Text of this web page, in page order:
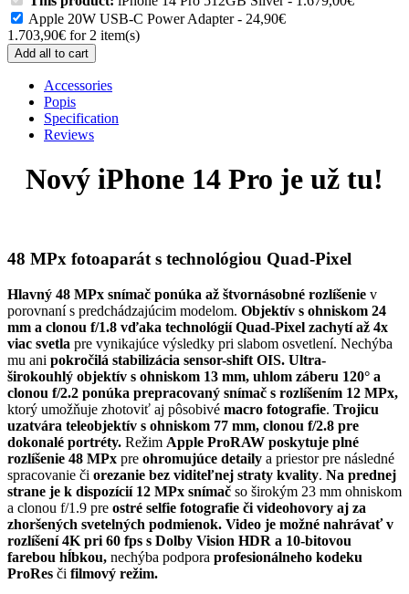
Apple 20W USB-C Power Adapter- 24,90€
1.703,90€ for 2 item(s)
Add all to cart
Accessories
Popis
Specification
Reviews
Nový iPhone 14 Pro je už tu!
48 MPx fotoaparát s technológiou Quad-Pixel
Hlavný 48 MPx snímač ponúka až štvornásobné rozlíšenie v
porovnaní s predchádzajúcim modelom. Objektív s ohniskom 24
mm a clonou f/1.8 vďaka technológií Quad-Pixel zachytí až 4x
viac svetla pre vynikajúce výsledky pri slabom osvetlení. Nechýba
mu ani pokročilá stabilizácia sensor-shift OIS. Ultra-
širokouhlý objektív s ohniskom 13 mm, uhlom záberu 120° a
clonou f/2.2 ponúka prepracovaný snímač s rozlíšením 12 MPx,
ktorý umožňuje zhotoviť aj pôsobivé macro fotografie. Trojicu
uzatvára teleobjektív s ohniskom 77 mm, clonou f/2.8 pre
dokonalé portréty. Režim Apple ProRAW poskytuje plné
rozlíšenie 48 MPx pre ohromujúce detaily a priestor pre následné
spracovanie či orezanie bez viditeľnej straty kvality. Na prednej
strane je k dispozícií 12 MPx snímač so širokým 23 mm ohniskom
a clonou f/1.9 pre ostré selfie fotografie či videohovory aj za
zhoršených svetelných podmienok. Video je možné nahrávať v
rozlíšení 4K pri 60 fps s Dolby Vision HDR a 10-bitovou
farebou hĺbkou, nechýba podpora profesionálneho kodeku
ProRes či filmový režim.